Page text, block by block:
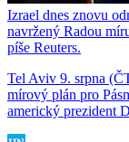
Izrael dnes znovu
navržený Radou
píše Reuters.
Tel Aviv 9. srpna
mírový plán pro
americký prezident